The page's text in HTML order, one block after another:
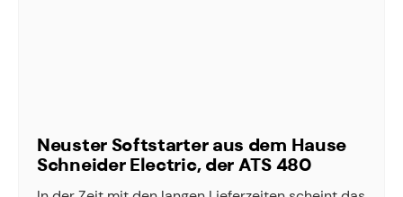
Neuster Softstarter aus dem Hause
Schneider Electric, der ATS 480